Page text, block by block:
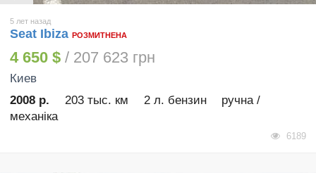
5 лет назад
Seat Ibiza РОЗМИТНЕНА
4 650 $ / 207 623 грн
Киев
2008 р.
203 тыс. км 2 л. бензин
ручна /
механіка
6189